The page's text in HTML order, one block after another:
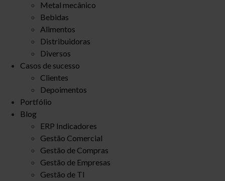
Metal mecânico
Bebidas
Alimentos
Distribuidoras
Diversos
Casos de sucesso
Clientes
Depoimentos
Portfólio
Blog
ERP Indicadores
Gestão Comercial
Gestão de Compras
Gestão de Empresas
Gestão de TI